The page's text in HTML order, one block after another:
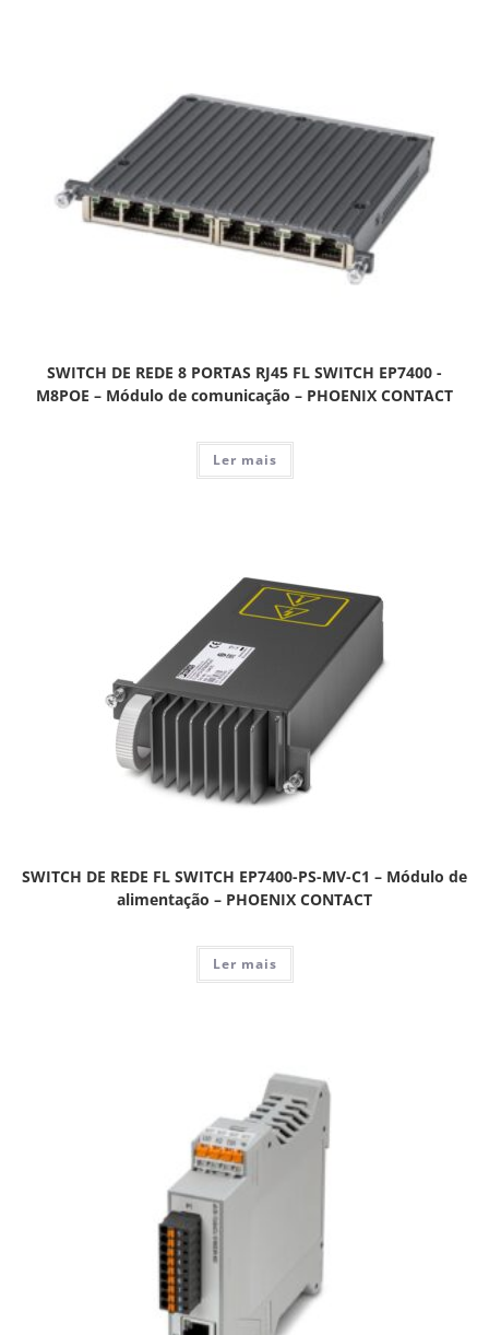
SWITCH DE REDE 8 PORTAS RJ45 FL SWITCH EP7400 -
M8POE – Módulo de comunicação – PHOENIX CONTACT
Ler mais
SWITCH DE REDE FL SWITCH EP7400-PS-MV-C1 – Módulo de
alimentação – PHOENIX CONTACT
Ler mais